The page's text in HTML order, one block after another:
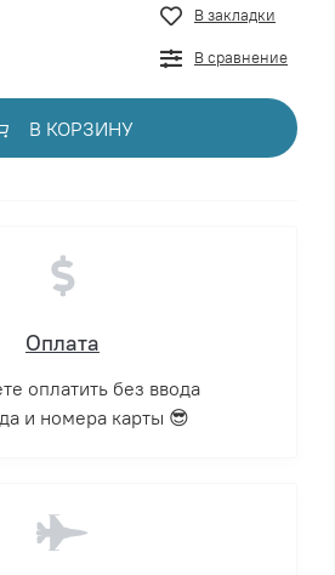
В закладки
В сравнение
В КОРЗИНУ
Оплата
оплатить без ввода
и номера карты 😎